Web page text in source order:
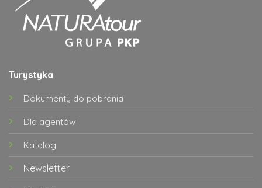
Turystyka
Dokumenty do pobrania
Dla agentów
Katalog
Newsletter